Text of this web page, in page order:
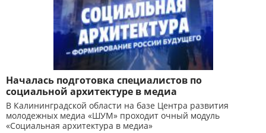
Началась подготовка специалистов по
социальной архитектуре в медиа
В Калининградской области на базе Центра развития
молодежных медиа «ШУМ» проходит очный модуль
«Социальная архитектура в медиа»